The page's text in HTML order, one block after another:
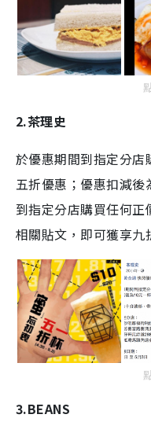
2.茶理史
於優惠期間到指定分
五折優惠；優惠扣減
到指定分店購買任何
相關貼文，即可獲享九
3.BEANS